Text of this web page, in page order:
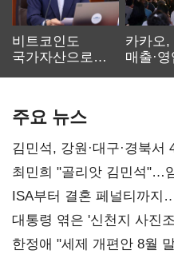
비트코인도
국가자산으로…'
카카오,
매출·
주요 뉴스
김민석, 강원·대구·경북
최민희 "골리앗 김민석"…
ISA부터 결혼 페널티까지
챙기기'
대통령 엮은 '신천지 사진
한정애 "세제 개편안 8월